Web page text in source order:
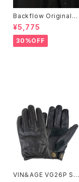
Backflow Original
T/C Open Collar S/S
Work Shirt
¥5,775
30%OFF
VIN＆AGE VG26P SH